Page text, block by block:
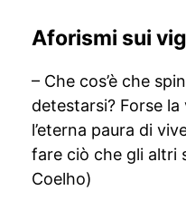
Aforismi sui
– Che cos’è che
detestarsi? Forse
l’eterna paura di
fare ciò che gli altri
Coelho)